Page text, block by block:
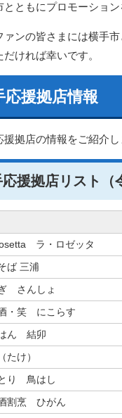
とともにプロモーショ
ァンの皆さまには横手
だければ幸いです。
応援拠店情報
援拠店の情報をご紹介し
応援拠店リスト
ラ・ロゼッタ
ば 三浦
さんしょ
・笑 にこらす
ん 結卯
たけ）
り 鳥はし
割烹 ひがん